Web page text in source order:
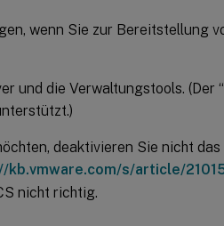
wenn Sie zur Bereitstellung
und die Verwaltungstools. (Der
deaktivieren Sie nicht
kb.vmware.com/s/article/
nicht richtig.